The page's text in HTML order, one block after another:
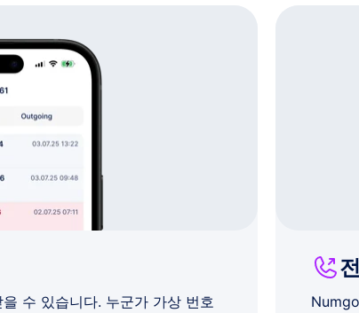
수 있습니다. 누군가 가상 번호